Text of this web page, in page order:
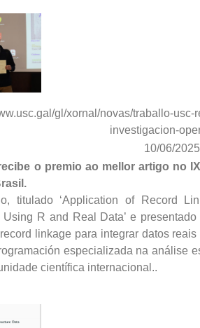
gl/xornal/novas/traballo-
investigacion-
10/06/2025
o premio ao mellor artigo no
titulado ‘Application of Record
Using R and Real Data’ e
linkage para integrar datos
especializada na análise
científica internacional..